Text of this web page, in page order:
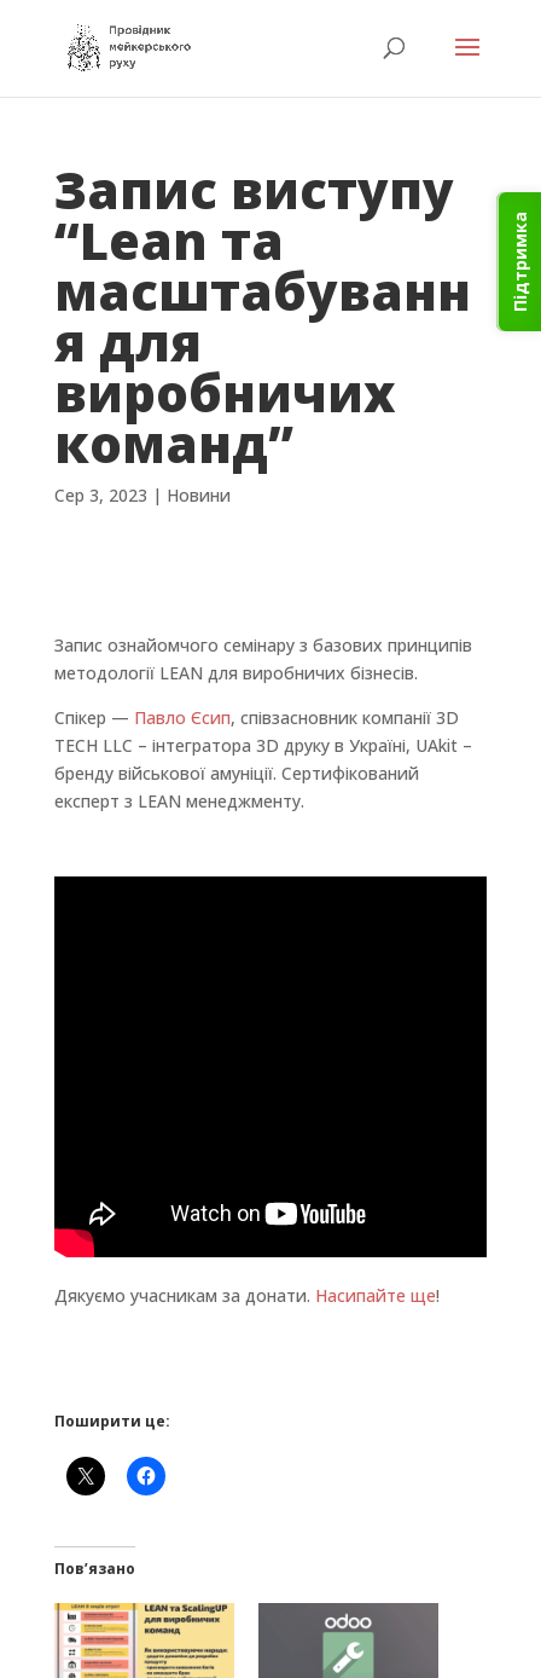
Підтримка
Запис виступу
“Lean та
масштабуванн
я для
виробничих
команд”
Сер 3, 2023 | Новини
Запис ознайомчого семінару з базових принципів
методології LEAN для виробничих бізнесів.
Спікер — Павло Єсип, співзасновник компанії 3D
TECH LLC – інтегратора 3D друку в Україні, UAkit –
бренду військової амуніції. Сертифікований
експерт з LEAN менеджменту.
Дякуємо учасникам за донати. Насипайте ще!
Поширити це:
Пов’язано